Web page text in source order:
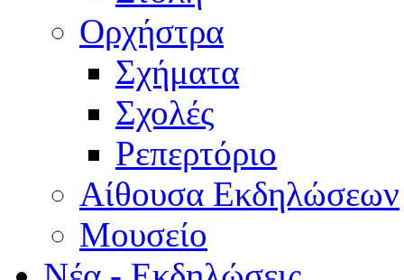
Ορχήστρα
Σχήματα
Σχολές
Ρεπερτόριο
Aίθουσα Εκδηλώσεων
Μουσείο